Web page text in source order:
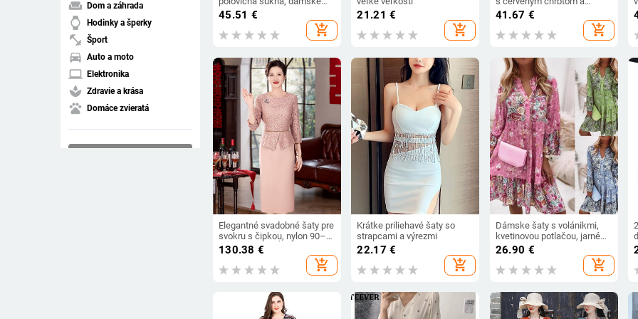
weekend Dom a záhrada
watch Hodinky a šperky
fitness_center Šport
directions_car Auto a moto
laptop Elektronika
spa Zdravie a krása
pets Domáce zvieratá
dlhé sukne, japonská
jednofarebná dvojvrstvová
vintage francúzska volánová
45.51 €
add_shopping_cart
21.21 €
add_shopping_cart
mašľou, elegantné, s
výstrihom do O-krku,
krátkym rukávom,
spoločenské večerné šaty
41.67 €
add_shopping_cart
Elegantné svadobné šaty pre
svokru s čipkou, nylon 90–
95%, stredná dĺžka, jar 2026,
literárny retro štýl
130.38 €
add_shopping_cart
Krátke priliehavé šaty so
strapcami a výrezmi
22.17 €
add_shopping_cart
Dámske šaty s volánikmi,
kvetinovou potlačou, jarné
letné plážové párty šaty,
vintage mini šaty v áčkovom
strihu, dámske oblečenie na
26.90 €
add_shopping_cart